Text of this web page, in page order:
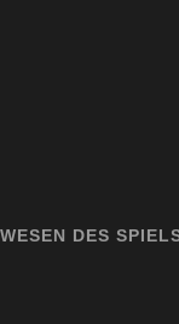
DES